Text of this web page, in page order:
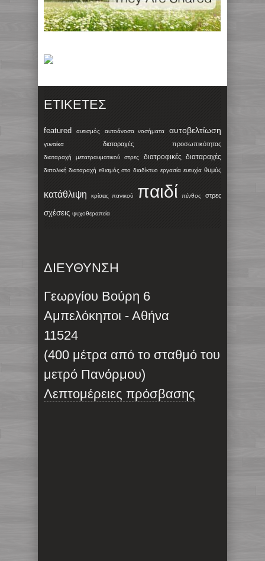
ΕΤΙΚΈΤΕΣ
featured αυτισμός αυτοάνοσα νοσήματα αυτοβελτίωση
γυναίκα διαταραχές προσωπικότητας
διαταραχή μετατραυματικού στρες διατροφικές διαταραχές
διπολική διαταραχή εθισμός στο διαδίκτυο εργασία ευτυχία θυμός
κατάθλιψη κρίσεις πανικού παιδί πένθος στρες
σχέσεις ψυχοθεραπεία
ΔΙΕΥΘΥΝΣΗ
Γεωργίου Βούρη 6
Αμπελόκηποι - Αθήνα
11524
(400 μέτρα από το σταθμό του
μετρό Πανόρμου)
Λεπτομέρειες πρόσβασης